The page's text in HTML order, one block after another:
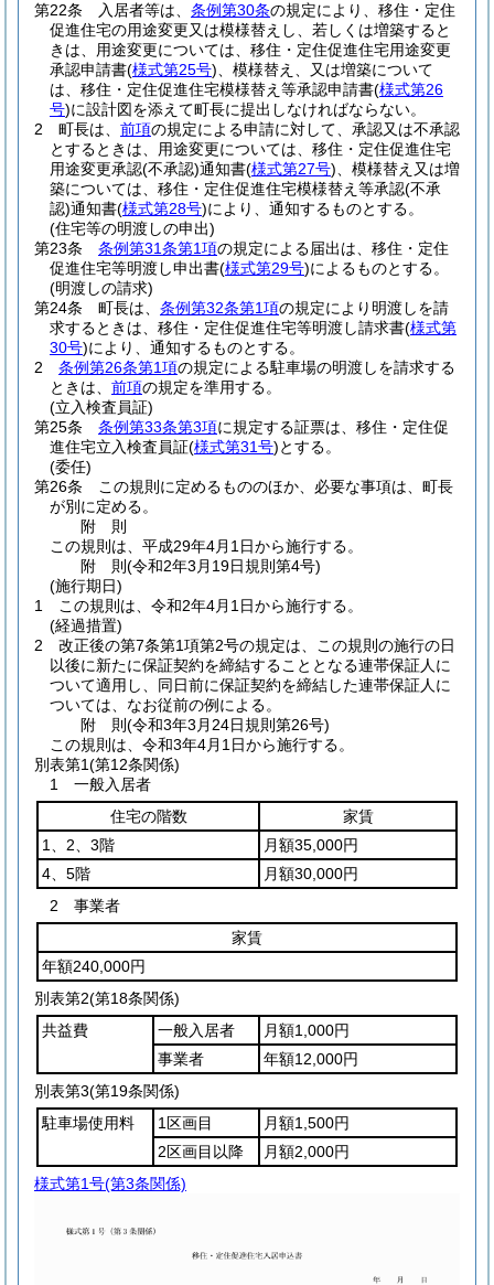
第22条
入居者等は、 条例第30条の規定により、移住・定住
促進住宅の用途変更又は模様替えし、若しくは増築すると
きは、用途変更については、移住・定住促進住宅用途変更
承認申請書(様式第25号) 、模様替え、又は増築について
は、移住・定住促進住宅模様替え等承認申請書(様式第26
号)に設計図を添えて町長に提出しなければならない。
2
町長は、 前項の規定による申請に対して、承認又は不承認
とするときは、用途変更については、移住・定住促進住宅
用途変更承認(不承認)通知書(様式第27号) 、模様替え又は増
築については、移住・定住促進住宅模様替え等承認(不承
認)通知書(様式第28号)により、通知するものとする。
(住宅等の明渡しの申出)
第23条
条例第31条第1項の規定による届出は、移住・定住
促進住宅等明渡し申出書(様式第29号)によるものとする。
(明渡しの請求)
第24条
町長は、 条例第32条第1項の規定により明渡しを請
求するときは、移住・定住促進住宅等明渡し請求書(様式第
30号)により、通知するものとする。
2
条例第26条第1項の規定による駐車場の明渡しを請求する
ときは、 前項の規定を準用する。
(立入検査員証)
第25条
条例第33条第3項に規定する証票は、移住・定住促
進住宅立入検査員証(様式第31号)とする。
(委任)
第26条
この規則に定めるもののほか、必要な事項は、町長
が別に定める。
附 則
この規則は、平成29年4月1日から施行する。
附 則(令和2年3月19日規則第4号)
(施行期日)
1
この規則は、令和2年4月1日から施行する。
(経過措置)
2
改正後の第7条第1項第2号の規定は、この規則の施行の日
以後に新たに保証契約を締結することとなる連帯保証人に
ついて適用し、同日前に保証契約を締結した連帯保証人に
ついては、なお従前の例による。
附 則(令和3年3月24日規則第26号)
この規則は、令和3年4月1日から施行する。
別表第1(第12条関係)
1 一般入居者
住宅の階数
家賃
1、2、3階
月額35,000円
4、5階
月額30,000円
2 事業者
家賃
年額240,000円
別表第2(第18条関係)
共益費
一般入居者
月額1,000円
事業者
年額12,000円
別表第3(第19条関係)
駐車場使用料
1区画目
月額1,500円
2区画目以降
月額2,000円
様式第1号(第3条関係)